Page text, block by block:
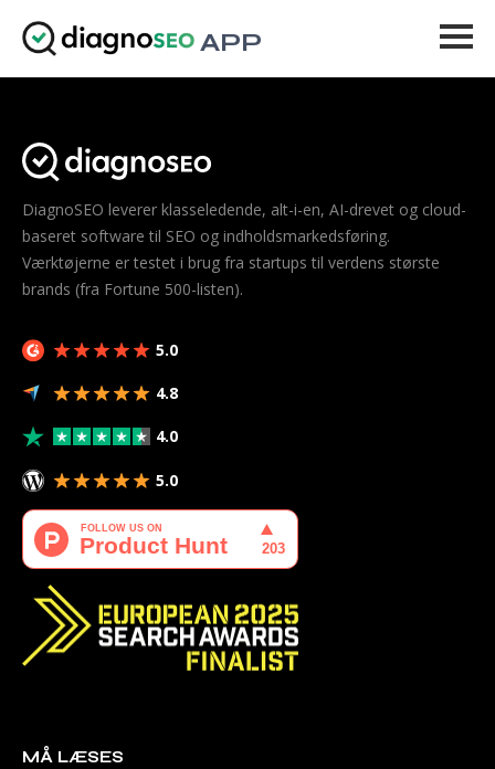
APP
Priser
Mere
Log ind
DiagnoSEO leverer klasseledende, alt-i-en, AI-drevet og cloud-
baseret software til SEO og indholdsmarkedsføring.
Værktøjerne er testet i brug fra startups til verdens største
brands (fra Fortune 500-listen).
5.0
4.8
4.0
5.0
MÅ LÆSES